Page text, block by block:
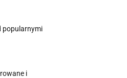
popularnymi
i